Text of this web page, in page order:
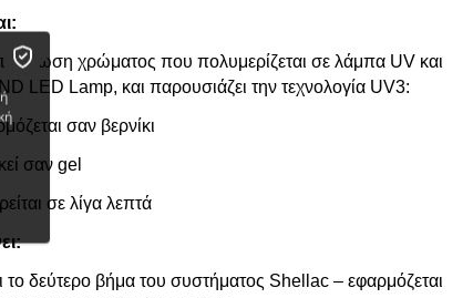
χρώματος που πολυμερίζεται σε λάμπα UV και
LED Lamp, και παρουσιάζει την τεχνολογία UV3:
σαν βερνίκι
σαν gel
σε λίγα λεπτά
το δεύτερο βήμα του συστήματος Shellac – εφαρμόζεται